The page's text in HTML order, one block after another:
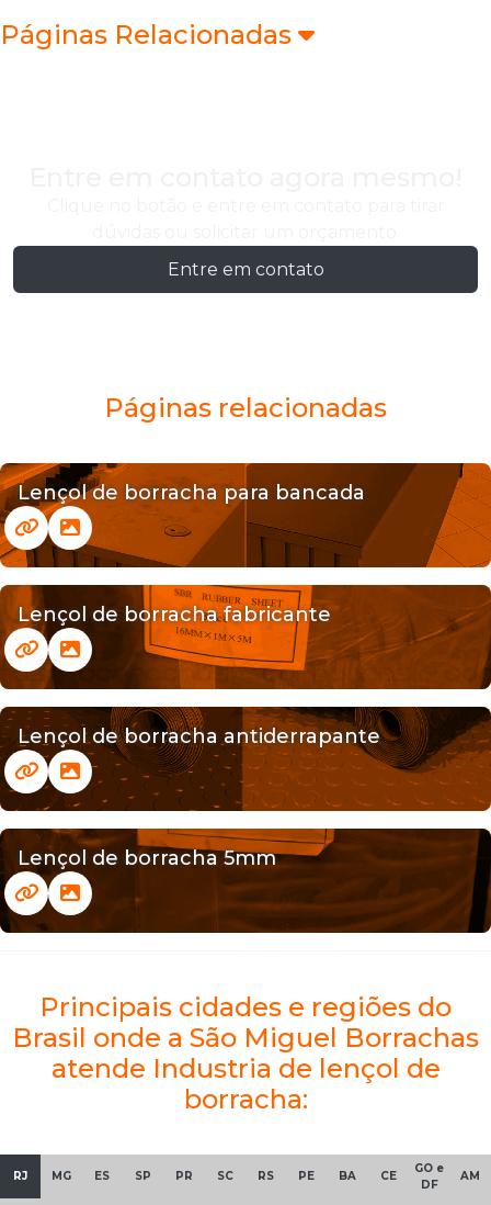
Páginas Relacionadas
Entre em contato
Páginas relacionadas
Lençol de borracha para bancada
Lençol de borracha fabricante
Lençol de borracha antiderrapante
Lençol de borracha 5mm
Principais cidades e regiões do
Brasil onde a São Miguel Borrachas
atende Industria de lençol de
borracha:
RJ MG ES SP PR SC RS PE BA CE
GO e
DF
AM